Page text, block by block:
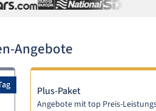
Angebote
Plus-Paket
Angebote mit top Preis-